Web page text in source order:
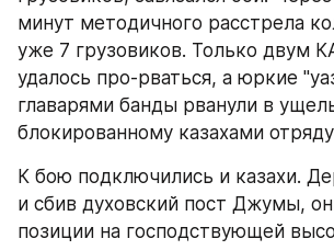
минут методичного расстрела
уже 7 грузовиков. Только двум
удалось про-рваться, а юркие
главарями банды рванули в
блокированному казахами
К бою подключились и казахи.
и сбив духовский пост Джумы,
позиции на господствующей